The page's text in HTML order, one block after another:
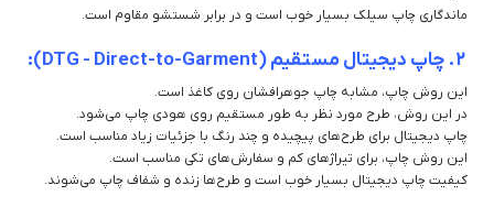
ماندگاری چاپ سیلک بسیار خوب است و در برابر شستشو مقاوم است.
2. چاپ دیجیتال مستقیم (DTG - Direct-to-Garment):
این روش چاپ، مشابه چاپ جوهرافشان روی کاغذ است.
در این روش، طرح مورد نظر به طور مستقیم روی هودی چاپ می‌شود.
چاپ دیجیتال برای طرح‌های پیچیده و چند رنگ با جزئیات زیاد مناسب است.
این روش چاپ، برای تیراژهای کم و سفارش‌های تکی مناسب است.
کیفیت چاپ دیجیتال بسیار خوب است و طرح‌ها زنده و شفاف چاپ می‌شوند.